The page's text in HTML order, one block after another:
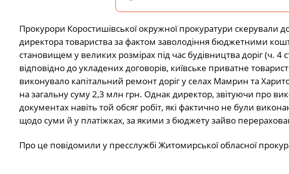
Прокурори Коростишівської окружної прокуратури скерували
директора товариства за фактом заволодіння бюджетними
становищем у великих розмірах під час будівництва доріг (ч.
відповідно до укладених договорів, київське приватне
виконувало капітальний ремонт доріг у селах Мамрин та
на загальну суму 2,3 млн грн. Однак директор, звітуючи про
документах навіть той обсяг робіт, які фактично не були
щодо суми й у платіжках, за якими з бюджету зайво
Про це повідомили у пресслужбі Житомирської обласної